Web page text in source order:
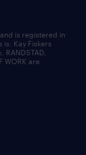
full-
og
is registered in
is: Kay Fiskers
WORK are